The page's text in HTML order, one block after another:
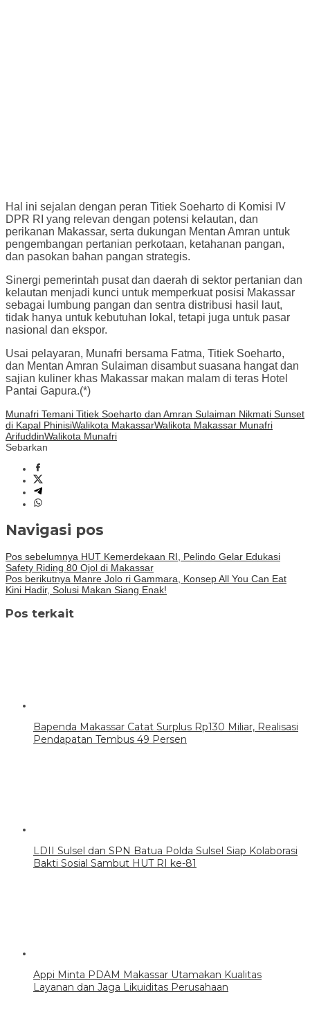
Hal ini sejalan dengan peran Titiek Soeharto di Komisi IV
DPR RI yang relevan dengan potensi kelautan, dan
perikanan Makassar, serta dukungan Mentan Amran untuk
pengembangan pertanian perkotaan, ketahanan pangan,
dan pasokan bahan pangan strategis.
Sinergi pemerintah pusat dan daerah di sektor pertanian dan
kelautan menjadi kunci untuk memperkuat posisi Makassar
sebagai lumbung pangan dan sentra distribusi hasil laut,
tidak hanya untuk kebutuhan lokal, tetapi juga untuk pasar
nasional dan ekspor.
Usai pelayaran, Munafri bersama Fatma, Titiek Soeharto,
dan Mentan Amran Sulaiman disambut suasana hangat dan
sajian kuliner khas Makassar makan malam di teras Hotel
Pantai Gapura.(*)
Munafri Temani Titiek Soeharto dan Amran Sulaiman Nikmati Sunset
di Kapal PhinisiWalikota MakassarWalikota Makassar Munafri
ArifuddinWalikota Munafri
Sebarkan
Navigasi pos
Pos sebelumnya HUT Kemerdekaan RI, Pelindo Gelar Edukasi
Safety Riding 80 Ojol di Makassar
Pos berikutnya Manre Jolo ri Gammara, Konsep All You Can Eat
Kini Hadir, Solusi Makan Siang Enak!
Pos terkait
Bapenda Makassar Catat Surplus Rp130 Miliar, Realisasi
Pendapatan Tembus 49 Persen
LDII Sulsel dan SPN Batua Polda Sulsel Siap Kolaborasi
Bakti Sosial Sambut HUT RI ke-81
Appi Minta PDAM Makassar Utamakan Kualitas
Layanan dan Jaga Likuiditas Perusahaan